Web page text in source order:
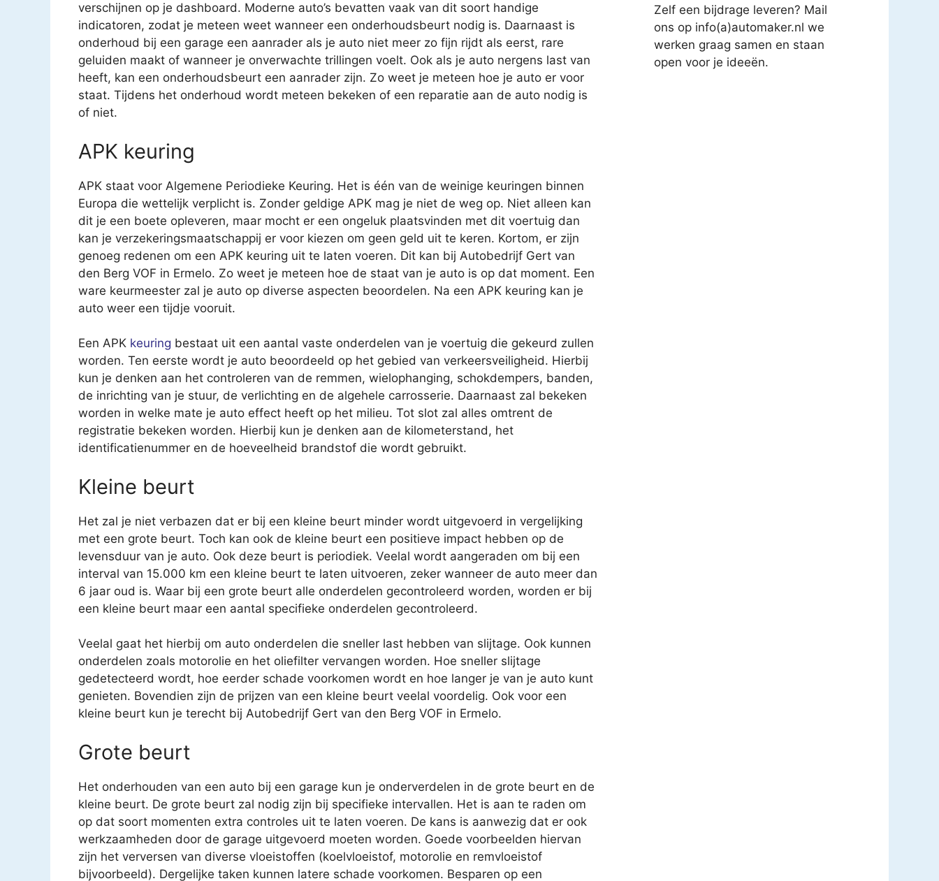
verschijnen op je dashboard. Moderne auto’s bevatten vaak van dit soort handige
indicatoren, zodat je meteen weet wanneer een onderhoudsbeurt nodig is. Daarnaast is
onderhoud bij een garage een aanrader als je auto niet meer zo fijn rijdt als eerst, rare
geluiden maakt of wanneer je onverwachte trillingen voelt. Ook als je auto nergens last van
heeft, kan een onderhoudsbeurt een aanrader zijn. Zo weet je meteen hoe je auto er voor
staat. Tijdens het onderhoud wordt meteen bekeken of een reparatie aan de auto nodig is
of niet.
APK keuring
APK staat voor Algemene Periodieke Keuring. Het is één van de weinige keuringen binnen
Europa die wettelijk verplicht is. Zonder geldige APK mag je niet de weg op. Niet alleen kan
dit je een boete opleveren, maar mocht er een ongeluk plaatsvinden met dit voertuig dan
kan je verzekeringsmaatschappij er voor kiezen om geen geld uit te keren. Kortom, er zijn
genoeg redenen om een APK keuring uit te laten voeren. Dit kan bij Autobedrijf Gert van
den Berg VOF in Ermelo. Zo weet je meteen hoe de staat van je auto is op dat moment. Een
ware keurmeester zal je auto op diverse aspecten beoordelen. Na een APK keuring kan je
auto weer een tijdje vooruit.
Een APK keuring bestaat uit een aantal vaste onderdelen van je voertuig die gekeurd zullen
worden. Ten eerste wordt je auto beoordeeld op het gebied van verkeersveiligheid. Hierbij
kun je denken aan het controleren van de remmen, wielophanging, schokdempers, banden,
de inrichting van je stuur, de verlichting en de algehele carrosserie. Daarnaast zal bekeken
worden in welke mate je auto effect heeft op het milieu. Tot slot zal alles omtrent de
registratie bekeken worden. Hierbij kun je denken aan de kilometerstand, het
identificatienummer en de hoeveelheid brandstof die wordt gebruikt.
Kleine beurt
Het zal je niet verbazen dat er bij een kleine beurt minder wordt uitgevoerd in vergelijking
met een grote beurt. Toch kan ook de kleine beurt een positieve impact hebben op de
levensduur van je auto. Ook deze beurt is periodiek. Veelal wordt aangeraden om bij een
interval van 15.000 km een kleine beurt te laten uitvoeren, zeker wanneer de auto meer dan
6 jaar oud is. Waar bij een grote beurt alle onderdelen gecontroleerd worden, worden er bij
een kleine beurt maar een aantal specifieke onderdelen gecontroleerd.
Veelal gaat het hierbij om auto onderdelen die sneller last hebben van slijtage. Ook kunnen
onderdelen zoals motorolie en het oliefilter vervangen worden. Hoe sneller slijtage
gedetecteerd wordt, hoe eerder schade voorkomen wordt en hoe langer je van je auto kunt
genieten. Bovendien zijn de prijzen van een kleine beurt veelal voordelig. Ook voor een
kleine beurt kun je terecht bij Autobedrijf Gert van den Berg VOF in Ermelo.
Grote beurt
Het onderhouden van een auto bij een garage kun je onderverdelen in de grote beurt en de
kleine beurt. De grote beurt zal nodig zijn bij specifieke intervallen. Het is aan te raden om
op dat soort momenten extra controles uit te laten voeren. De kans is aanwezig dat er ook
werkzaamheden door de garage uitgevoerd moeten worden. Goede voorbeelden hiervan
zijn het verversen van diverse vloeistoffen (koelvloeistof, motorolie en remvloeistof
bijvoorbeeld). Dergelijke taken kunnen latere schade voorkomen. Besparen op een
Zelf een bijdrage leveren? Mail
ons op info(a)automaker.nl we
werken graag samen en staan
open voor je ideeën.